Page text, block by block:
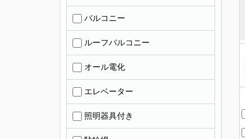
バルコニー
ルーフバルコニー
オール電化
エレベーター
照明器具付き